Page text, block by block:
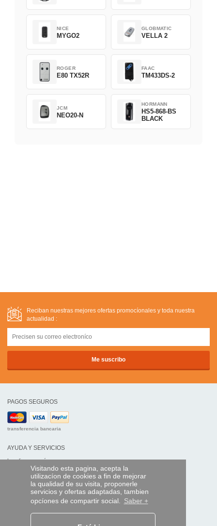
Visitando esta pagina, acepta la
utilizacíon de cookies a fin de mejorar
la qualidad de su visita, proponerle
servicios y ofertas adaptadas, tambien
opcíones de compartir social. Saber +
NICE
MYGO2
GLOBMATIC
VELLA 2
ROGER
E80 TX52R
FAAC
TM433DS-2
JCM
NEO20-N
HORMANN
HS5-868-BS
BLACK
Reciban nuestras mejores ofertas promocíonales y toda nuestra
actualidad :
PAGOS SEGUROS
transferencia bancaria
AYUDA Y SERVICIOS
Localice su envío
MANDO EXPRESS
¿Quiénes somos?
Información legal
Datos personales